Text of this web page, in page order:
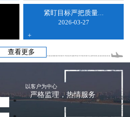
紧盯目标严把质量...
2026-03-27
+
查看更多
*
以客户为中心
严格监理，热情服务